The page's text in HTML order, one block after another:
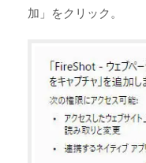
加」をクリック。